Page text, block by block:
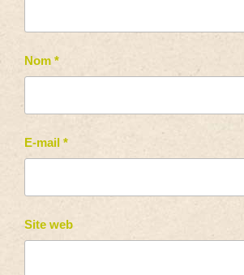
Nom *
E-mail *
Site web